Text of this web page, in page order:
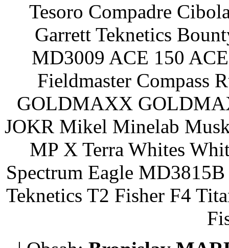
Tesoro Compadre
Garrett Teknetics
MD3009 ACE 150
Fieldmaster Compass
GOLDMAXX
JOKR Mikel Minelab
MP X Terra Whites
Spectrum Eagle
Teknetics T2 Fisher F4